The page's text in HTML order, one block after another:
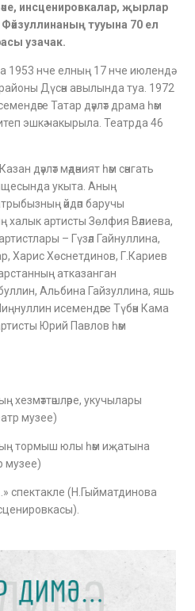
инсценировкалар, җырлар
Фәйзуллинаның тууына 70 ел
узачак.
1953 нче елның 17 нче июлендә
Дүсән авылында туа. 1972
Татар дәүләт драма һәм
эшкә чакырыла. Театрда 46
дәүләт мәдәният һәм сәнгать
укыта. Аның
әйдәп баручы
халык артисты Зөлфия Вәлиева,
– Гүзәл Гайнуллина,
Харис Хөснетдинов, Г.Кариев
атказанган
Альбина Гайзуллина, яшь
исемендәге Түбән Кама
Юрий Павлов һәм
хезмәттәшләре, укучылары
музее)
тормыш юлы һәм иҗатына
музее)
спектакле (Н.Гыйматдинова